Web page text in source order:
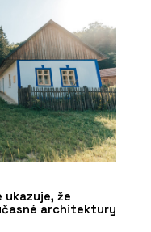
že
architektury